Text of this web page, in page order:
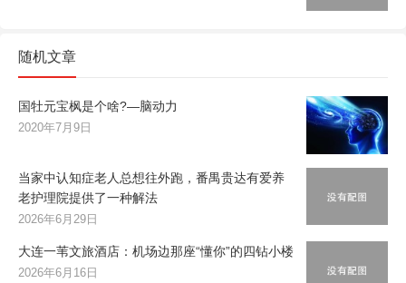
随机文章
国牡元宝枫是个啥?—脑动力
2020年7月9日
当家中认知症老人总想往外跑，番禺贵达有爱养
老护理院提供了一种解法
2026年6月29日
大连一苇文旅酒店：机场边那座“懂你”的四钻小楼
2026年6月16日